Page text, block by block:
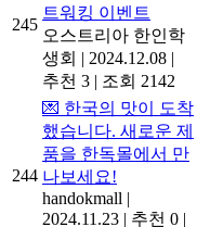
245
트워킹 이벤트
오스트리아 한인학
생회 | 2024.12.08 |
추천 3 | 조회 2142
244
💌 한국의 맛이 도착
했습니다. 새로운 제
품을 한독몰에서 만
나보세요!
handokmall |
2024.11.23 | 추천 0 |